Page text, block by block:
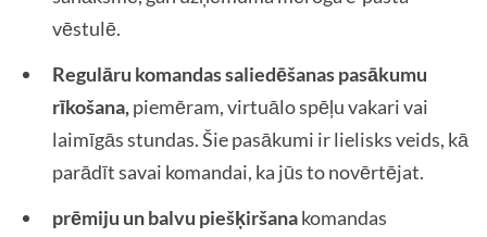
vēstulē.
Regulāru komandas saliedēšanas pasākumu
rīkošana,piemēram, virtuālo spēļu vakari vai
laimīgās stundas. Šie pasākumi ir lielisks veids, kā
parādīt savai komandai, ka jūs to novērtējat.
prēmiju un balvu piešķiršanakomandas